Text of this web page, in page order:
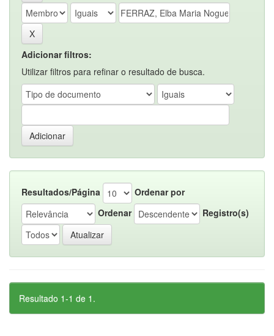
Adicionar filtros:
Utilizar filtros para refinar o resultado de busca.
Resultados/Página
Ordenar por
Ordenar
Registro(s)
Resultado 1-1 de 1.